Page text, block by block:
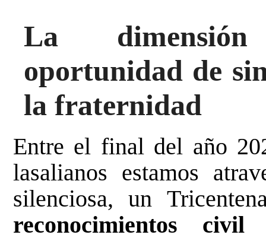
La
oportunidad de
la fraternidad
Entre el final del año
lasalianos estamos
silenciosa, un
reconocimientos